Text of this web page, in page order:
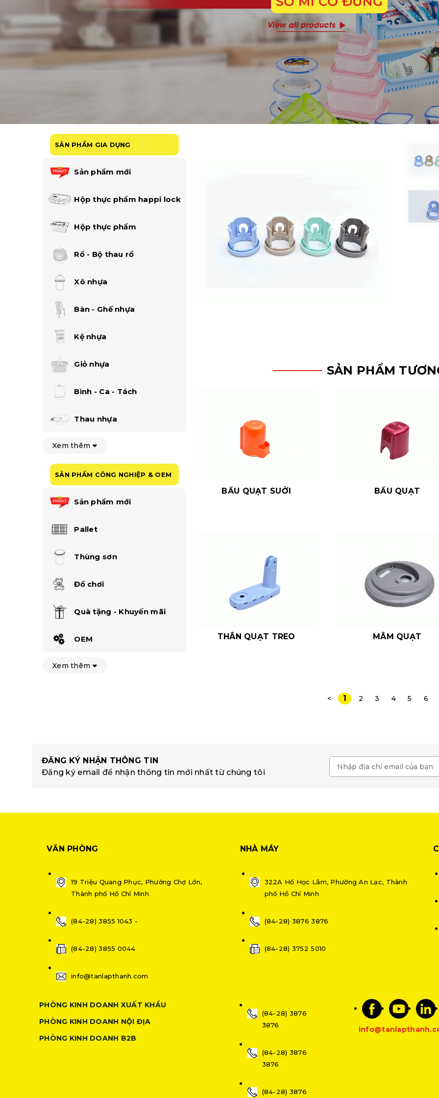
SẢN PHẨM GIA DỤNG
Sản phẩm mới
Hộp thực phẩm happi lock
Hộp thực phẩm
Rổ - Bộ thau rổ
Xô nhựa
Bàn - Ghế nhựa
Kệ nhựa
Giỏ nhựa
Bình - Ca - Tách
Thau nhựa
Xem thêm
SẢN PHẨM CÔNG NGHIỆP & OEM
Sản phẩm mới
Pallet
Thùng sơn
Đồ chơi
Quà tặng - Khuyến mãi
OEM
Xem thêm
SẢN PHẨM
BẦU QUẠT SUỞI BẦU QUẠT
THÂN QUẠT TREO MÂM QUẠT
< 1 2 3 4 5 6
ĐĂNG KÝ NHẬN THÔNG TIN
Đăng ký email để nhận thông tin mới nhất từ chúng tôi
VĂN PHÒNG
19 Triệu Quang Phục, Phường Chợ Lớn,
Thành phố Hồ Chí Minh
(84-28) 3855 1043 -
(84-28) 3855 0044
info@tanlapthanh.com
NHÀ MÁY
322A Hồ Học Lãm, Phường An Lạc, Thành
phố Hồ Chí Minh
(84-28) 3876 3876
(84-28) 3752 5010
PHÒNG KINH DOANH XUẤT KHẨU
PHÒNG KINH DOANH NỘI ĐỊA
PHÒNG KINH DOANH B2B
(84-28) 3876
3876
(84-28) 3876
3876
(84-28) 3876